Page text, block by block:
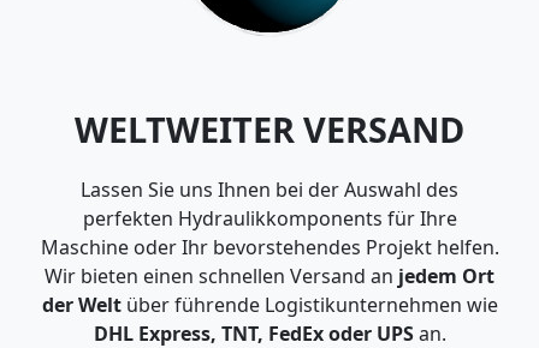
WELTWEITER VERSAND
Lassen Sie uns Ihnen bei der Auswahl des
perfekten Hydraulikkomponents für Ihre
Maschine oder Ihr bevorstehendes Projekt helfen.
Wir bieten einen schnellen Versand an jedem Ort
der Weltüber führende Logistikunternehmen wie
DHL Express, TNT, FedEx oder UPSan.